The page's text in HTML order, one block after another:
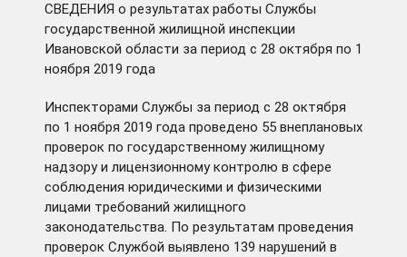
СВЕДЕНИЯ о результатах работы Службы
государственной жилищной инспекции
Ивановской области за период с 28 октября по 1
ноября 2019 года
Инспекторами Службы за период с 28 октября
по 1 ноября 2019 года проведено 55 внеплановых
проверок по государственному жилищному
надзору и лицензионному контролю в сфере
соблюдения юридическими и физическими
лицами требований жилищного
законодательства. По результатам проведения
проверок Службой выявлено 139 нарушений в